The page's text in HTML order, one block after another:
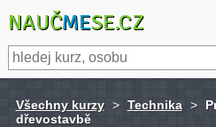
NAUČMESE.CZ
Všechny kurzy > Technika >
dřevostavbě